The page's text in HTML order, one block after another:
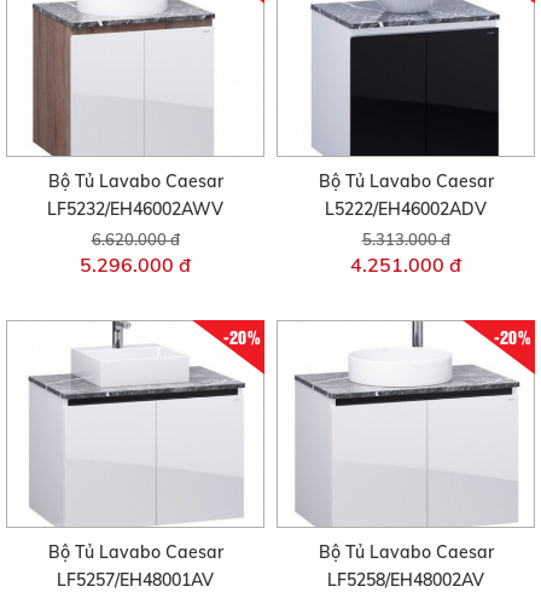
Bộ Tủ Lavabo Caesar
LF5232/EH46002AWV
6.620.000 đ
5.296.000 đ
Bộ Tủ Lavabo Caesar
L5222/EH46002ADV
5.313.000 đ
4.251.000 đ
-20%
Bộ Tủ Lavabo Caesar
LF5257/EH48001AV
-20%
Bộ Tủ Lavabo Caesar
LF5258/EH48002AV